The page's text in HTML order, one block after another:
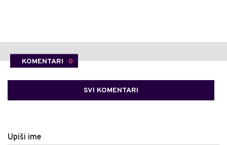
KOMENTARI 0
SVI KOMENTARI
Upiši ime